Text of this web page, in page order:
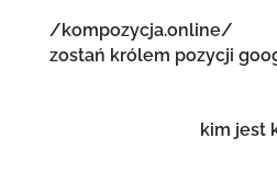
/kompozycja.online/
zostań królem pozycji
kim jest